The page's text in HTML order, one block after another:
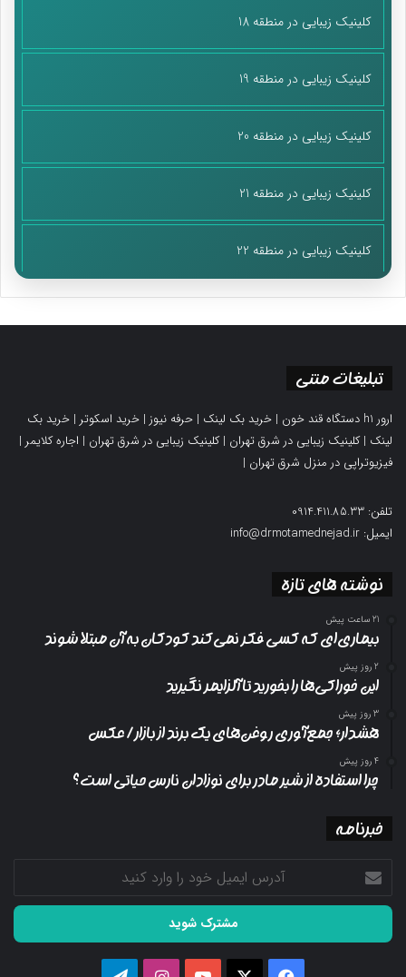
کلینیک زیبایی در منطقه 18
کلینیک زیبایی در منطقه 19
کلینیک زیبایی در منطقه 20
کلینیک زیبایی در منطقه 21
کلینیک زیبایی در منطقه 22
تبلیغات متنی
ارور h1 دستگاه قند خون | خرید بک لینک | حرفه نیوز | خرید اسکوتر | خرید بک
لینک |کلینیک زیبایی در شرق تهران |کلینیک زیبایی در شرق تهران | اجاره کلایمر |
فیزیوتراپی در منزل شرق تهران |
تلفن: 0914.411.85.33
ایمیل: info@drmotamednejad.ir
نوشته های تازه
21 ساعت پیش
بیماری‌ای که کسی فکر نمی‌کند کودکان به آن مبتلا شوند
2 روز پیش
این خوراکی‌ها را بخورید تا آلزایمر نگیرید
3 روز پیش
هشدار؛ جمع‌آوری روغن‌های یک برند از بازار/ عکس
4 روز پیش
چرا استفاده از شیر مادر برای نوزادان نارس حیاتی است؟
خبرنامه
آدرس
ایمیل
خود
وارد